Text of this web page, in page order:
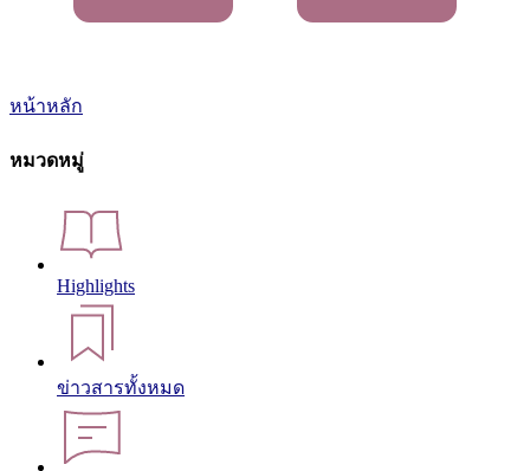
หน้าหลัก
หมวดหมู่
Highlights
ข่าวสารทั้งหมด